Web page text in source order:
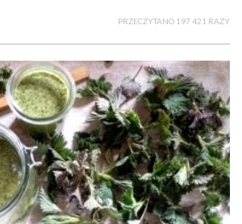
PRZECZYTANO 197 421 RAZY